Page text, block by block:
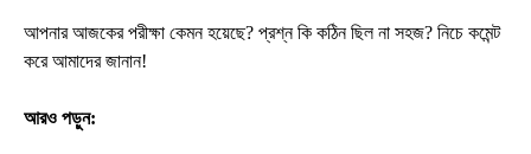
আপনার আজকের পরীক্ষা কেমন হয়েছে? প্রশ্ন কি কঠিন ছিল না সহজ? নিচে কমেন্ট
করে আমাদের জানান!
আরও পড়ুন: